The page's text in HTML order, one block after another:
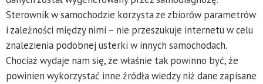
Sterownik w samochodzie korzysta ze zbiorów parametrów
i zależności między nimi – nie przeszukuje internetu w celu
znalezienia podobnej usterki w innych samochodach.
Chociaż wydaje nam się, że właśnie tak powinno być, że
powinien wykorzystać inne źródła wiedzy niż dane zapisane